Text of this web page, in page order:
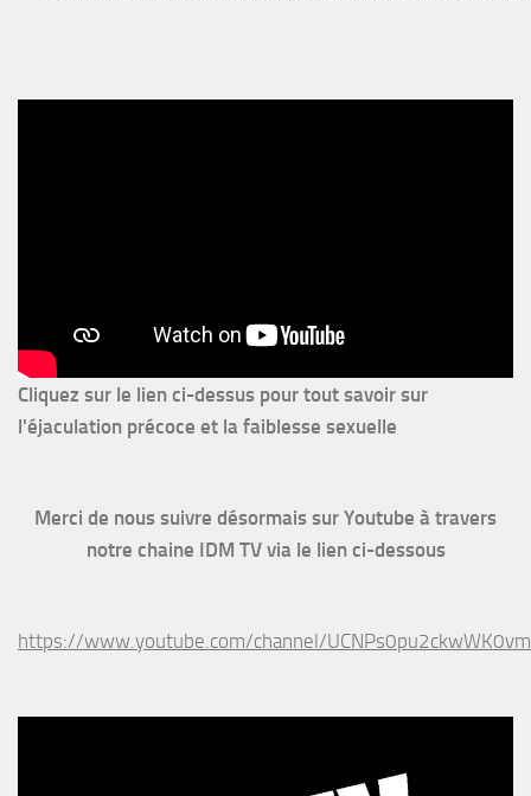
Cliquez sur le lien ci-dessus pour tout savoir sur
l'éjaculation précoce et la faiblesse sexuelle
Merci de nous suivre désormais sur Youtube à travers
notre chaine IDM TV via le lien ci-dessous
https://www.youtube.com/channel/